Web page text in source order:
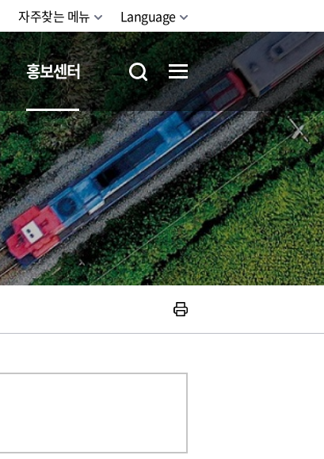
자주찾는 메뉴 Language
홍보센터
철도체험